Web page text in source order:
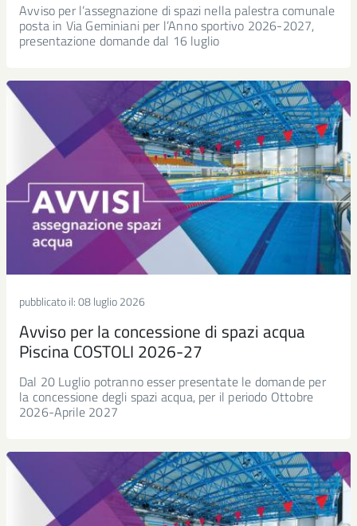
Avviso per l’assegnazione di spazi nella palestra comunale
posta in Via Geminiani per l’Anno sportivo 2026-2027,
presentazione domande dal 16 luglio
pubblicato il:08 luglio 2026
Avviso per la concessione di spazi acqua
Piscina COSTOLI 2026-27
Dal 20 Luglio potranno esser presentate le domande per
la concessione degli spazi acqua, per il periodo Ottobre
2026-Aprile 2027